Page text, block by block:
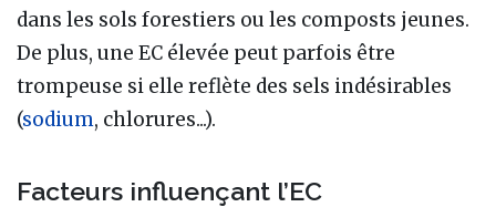
dans les sols forestiers ou les composts jeunes.
De plus, une EC élevée peut parfois être
trompeuse si elle reflète des sels indésirables
(sodium, chlorures...).
Facteurs influençant l’EC